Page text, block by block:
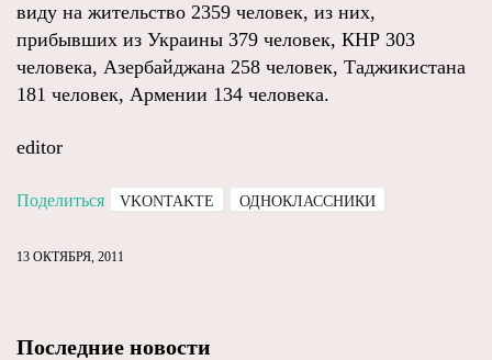
виду на жительство 2359 человек, из них,
прибывших из Украины 379 человек, КНР 303
человека, Азербайджана 258 человек, Таджикистана
181 человек, Армении 134 человека.
editor
Поделиться VKONTAKTE ОДНОКЛАССНИКИ
13 ОКТЯБРЯ, 2011
Последние новости